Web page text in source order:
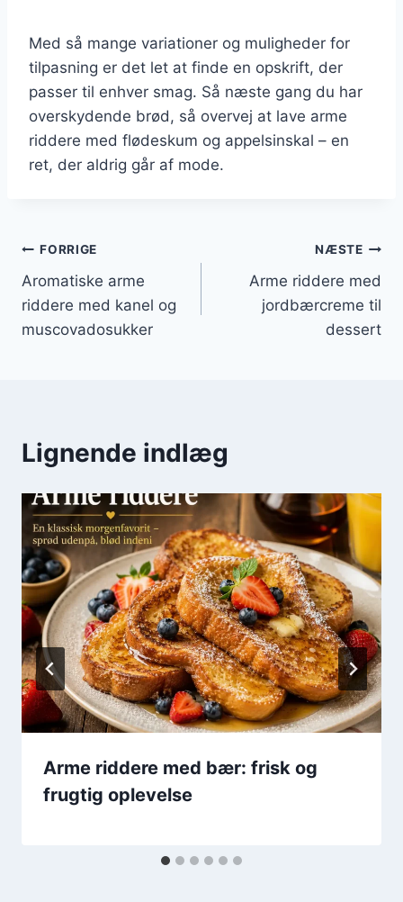
Med så mange variationer og muligheder for
tilpasning er det let at finde en opskrift, der
passer til enhver smag. Så næste gang du har
overskydende brød, så overvej at lave arme
riddere med flødeskum og appelsinskal – en
ret, der aldrig går af mode.
Indlægsnavigation
FORRIGE
Aromatiske arme
riddere med kanel og
muscovadosukker
NÆSTE
Arme riddere med
jordbærcreme til
dessert
Lignende indlæg
Arme riddere med bær: frisk og
frugtig oplevelse